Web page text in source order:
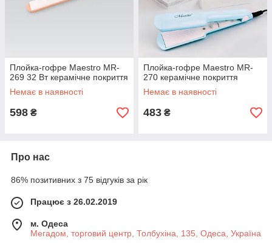
Плойка-гофре Maestro MR-
269 32 Вт керамічне покриття
Немає в наявності
598 ₴
Плойка-гофре Maestro MR-
270 керамічне покриття
Немає в наявності
483 ₴
Про нас
86% позитивних з 75 відгуків за рік
Працює з 26.02.2019
м. Одеса
Мегадом, торговий центр, Толбухіна, 135, Одеса, Україна